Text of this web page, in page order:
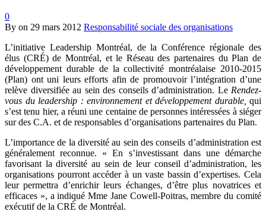
0
By on 29 mars 2012 Responsabilité sociale des organisations
L’initiative Leadership Montréal, de la Conférence régionale des
élus (CRÉ) de Montréal, et le Réseau des partenaires du Plan de
développement durable de la collectivité montréalaise 2010-2015
(Plan) ont uni leurs efforts afin de promouvoir l’intégration d’une
relève diversifiée au sein des conseils d’administration. Le Rendez-
vous du leadership : environnement et développement durable, qui
s’est tenu hier, a réuni une centaine de personnes intéressées à siéger
sur des C.A. et de responsables d’organisations partenaires du Plan.
L’importance de la diversité au sein des conseils d’administration est
généralement reconnue. « En s’investissant dans une démarche
favorisant la diversité au sein de leur conseil d’administration, les
organisations pourront accéder à un vaste bassin d’expertises. Cela
leur permettra d’enrichir leurs échanges, d’être plus novatrices et
efficaces », a indiqué Mme Jane Cowell-Poitras, membre du comité
exécutif de la CRÉ de Montréal.